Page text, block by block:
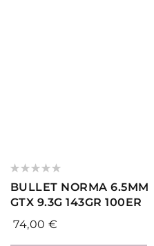
Valutazione:
BULLET NORMA 6.5MM
GTX 9.3G 143GR 100ER
74,00 €